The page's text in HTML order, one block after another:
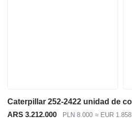
ARS 3.212.000 PLN 8.000 ≈ EUR 1.858